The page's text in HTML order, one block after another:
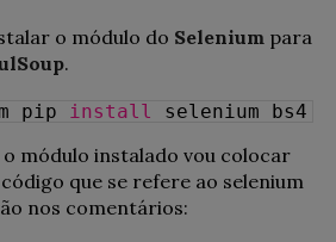
o módulo do Selenium para
.
pip install selenium bs4
módulo instalado vou colocar
que se refere ao selenium
nos comentários: